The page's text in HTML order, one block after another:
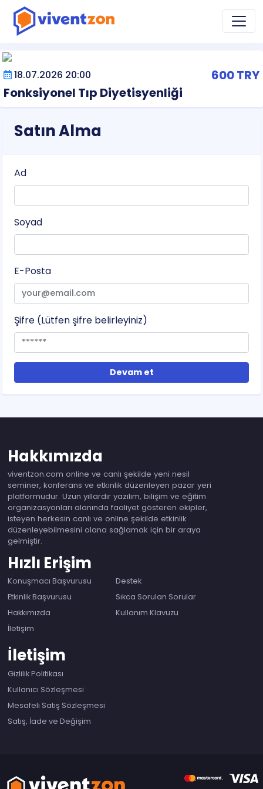
18.07.2026 20:00
600 TRY
Fonksiyonel Tıp Diyetisyenliği
Satın Alma
Ad
Soyad
E-Posta
Şifre (Lütfen şifre belirleyiniz)
Devam et
Hakkımızda
viventzon.com online ve canlı şekilde yeni nesil
seminer, konferans ve etkinlik düzenleyen pazar yeri
platformudur. Uzun yıllardır yazılım, bilişim ve eğitim
organizasyonları alanında faaliyet gösteren ekipler,
isteyen herkesin canlı ve online şekilde etkinlik
düzenleyebilmesini olana sağlamak için bir araya
gelmiştir.
Hızlı Erişim
Konuşmacı Başvurusu
Etkinlik Başvurusu
Hakkımızda
İletişim
Destek
Sıkca Sorulan Sorular
Kullanım Klavuzu
İletişim
Gizlilik Politikası
Kullanıcı Sözleşmesi
Mesafeli Satış Sözleşmesi
Satış, İade ve Değişim